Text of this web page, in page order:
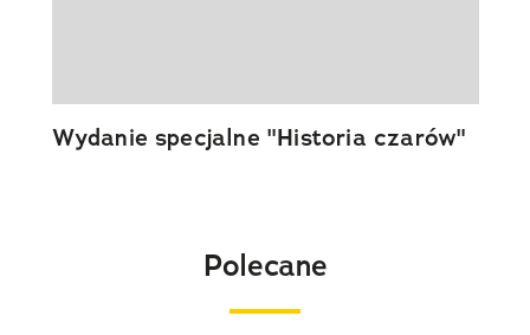
Wydanie specjalne "Historia czarów"
Polecane